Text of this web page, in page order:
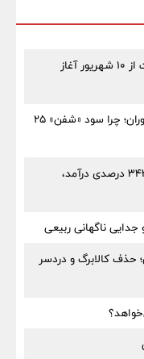
خبر مهم برای بازنشستگان؛ واریز معوقات از ۱۰ شهریور آغاز
افت ۳۶ درصدی فروش پتروشیمی فن آوران؛ چرا سود «شفن» ۲۵
زیان ۱۱ همتی بانک ایران‌زمین؛ چرا رشد ۳۴۴ درصدی درآمد،
ناگهانی ربیعی
حذف کالابرگ و دردسر